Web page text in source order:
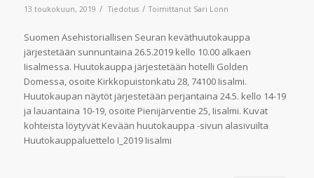
13 toukokuun, 2019 / Tiedotus / Toimittanut Sari Lönn
Suomen Asehistoriallisen Seuran keväthuutokauppa
järjestetään sunnuntaina 26.5.2019 kello 10.00 alkaen
Iisalmessa. Huutokauppa järjestetään hotelli Golden
Domessa, osoite Kirkkopuistonkatu 28, 74100 Iisalmi.
Huutokaupan näytöt järjestetään perjantaina 24.5. kello 14-19
ja lauantaina 10-19, osoite Pienijärventie 25, Iisalmi. Kuvat
kohteista löytyvät Kevään huutokauppa -sivun alasivuilta
Huutokauppaluettelo I_2019 Iisalmi